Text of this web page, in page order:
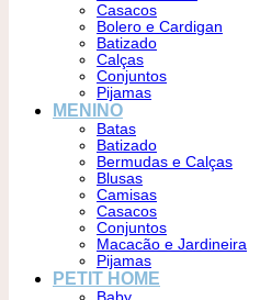
Casacos
Bolero e Cardigan
Batizado
Calças
Conjuntos
Pijamas
MENINO
Batas
Batizado
Bermudas e Calças
Blusas
Camisas
Casacos
Conjuntos
Macacão e Jardineira
Pijamas
PETIT HOME